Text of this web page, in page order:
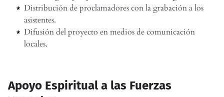
Distribución de proclamadores con la grabación a los
asistentes.
Difusión del proyecto en medios de comunicación
locales.
Apoyo Espiritual a las Fuerzas